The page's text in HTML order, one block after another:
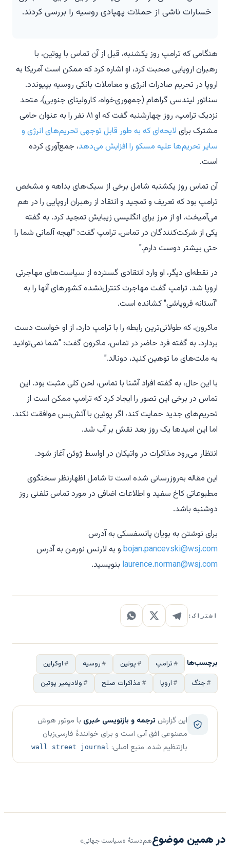
خسارات ناشی از حملات پهپادی روسیه را بررسی کردند.
هنگامی که ترامپ روز یکشنبه، قبل از آن تماس با پوتین، با
رهبران اروپایی صحبت کرد، او اشاره کرد که ممکن است آمریکا به
اروپا در تحریم صادرات انرژی و معاملات بانکی روسیه بپیوندد.
سناتور لیندسی گراهام (جمهوری‌خواه، کارولینای جنوبی)، متحد
نزدیک ترامپ، روز چهارشنبه گفت که او ۸۱ نفر را به عنوان حامی
مشترک برای لایحه‌ای که به طور قابل توجهی تحریم‌های انرژی و
سایر تحریم‌ها علیه مسکو را افزایش می‌دهد، جمع‌آوری کرده
است.
آن تماس روز یکشنبه شامل برخی از سبک‌های بداهه و مشخص
ترامپ بود که تعریف و تمجید و انتقاد از رهبران اروپایی را در هم
می‌آمیخت. او از مرز برای انگلیسی زیبایش تمجید کرد. به گفته
یکی از شرکت‌کنندگان در تماس، ترامپ گفت: "لهجه آلمانی شما را
حتی بیشتر دوست دارم."
در نقطه‌ای دیگر، او وارد انتقادی گسترده از سیاست‌های مهاجرتی
اروپا شد. ترامپ گفت مهاجرت کنترل‌نشده کشورهای آنها را به
"آستانه فروپاشی" کشانده است.
ماکرون، که طولانی‌ترین رابطه را با ترامپ دارد، از او خواست دست
بردارد. به گفته فرد حاضر در تماس، ماکرون گفت: "شما نمی‌توانید
به ملت‌های ما توهین کنید، دونالد."
با این حال، به گفته افراد آشنا با تماس، لحن کلی مثبت بود. این
تماس در برخی این تصور را ایجاد کرد که ترامپ ممکن است از
تحریم‌های جدید حمایت کند، اگر پوتین با آتش‌بس موافقت نکند.
اما این امیدها یک روز بعد نقش بر آب شد.
انتظار می‌رود مذاکرات در واتیکان در اواسط ژوئن آغاز شود.
این مقاله به‌روزرسانی شده است تا شامل اظهارنظر سخنگوی
مطبوعاتی کاخ سفید و اطلاعات اضافی در مورد تماس تلفنی روز
دوشنبه باشد.
برای نوشتن به بویان پانسفسکی به آدرس
bojan.pancevski@wsj.com و به لارنس نورمن به آدرس
laurence.norman@wsj.com بنویسید.
اشتراک:
برچسب‌ها ترامپ پوتین روسیه
اوکراین
جنگ
اروپا مذاکرات صلح ولادیمیر پوتین
این گزارش ترجمه و بازنویسی خبری با موتور هوش
مصنوعی افق آبی است و برای خوانندهٔ فارسی‌زبان
بازتنظیم شده. منبع اصلی: wall street journal
در همین موضوعهم‌دستهٔ «سیاست جهانی»